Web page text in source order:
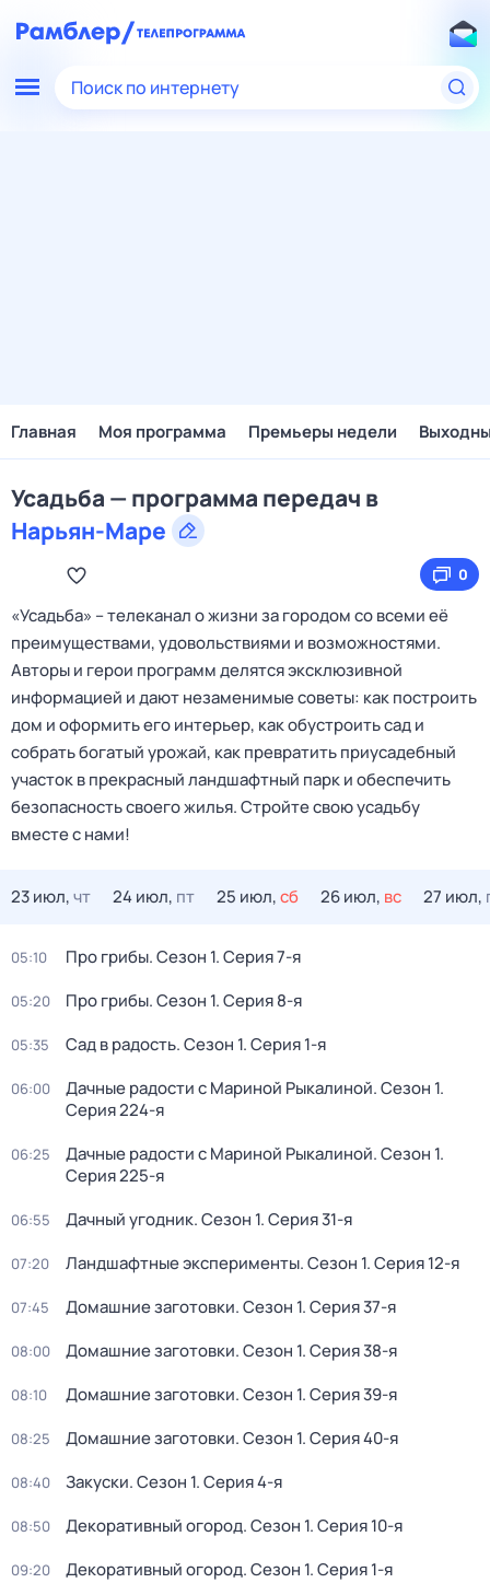
Поиск по интернету
Главная Моя программа Премьеры недели
Усадьба — программа передач в
Нарьян-Маре
0
«Усадьба» – телеканал о жизни за городом со всеми её
преимуществами, удовольствиями и возможностями.
Авторы и герои программ делятся эксклюзивной
информацией и дают незаменимые советы: как построить
дом и оформить его интерьер, как обустроить сад и
собрать богатый урожай, как превратить приусадебный
участок в прекрасный ландшафтный парк и обеспечить
безопасность своего жилья. Cтройте свою усадьбу
вместе с нами!
23 июл,чт 24 июл, пт 25 июл,сб 26 июл, вс 27 июл,
05:10 Про грибы. Сезон 1. Серия 7-я
05:20 Про грибы. Сезон 1. Серия 8-я
05:35 Сад в радость. Сезон 1. Серия 1-я
06:00 Дачные радости с Мариной Рыкалиной. Сезон 1.
Серия 224-я
06:25 Дачные радости с Мариной Рыкалиной. Сезон 1.
Серия 225-я
06:55 Дачный угодник. Сезон 1. Серия 31-я
07:20 Ландшафтные эксперименты. Сезон 1. Серия 12-я
07:45 Домашние заготовки. Сезон 1. Серия 37-я
08:00 Домашние заготовки. Сезон 1. Серия 38-я
08:10 Домашние заготовки. Сезон 1. Серия 39-я
08:25 Домашние заготовки. Сезон 1. Серия 40-я
08:40 Закуски. Сезон 1. Серия 4-я
08:50 Декоративный огород. Сезон 1. Серия 10-я
09:20 Декоративный огород. Сезон 1. Серия 1-я